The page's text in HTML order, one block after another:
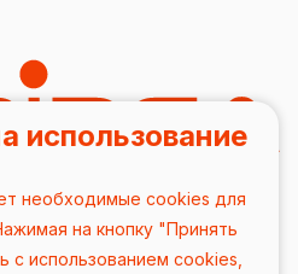
использование
необходимые cookies для
на кнопку "Принять
с использованием cookies,